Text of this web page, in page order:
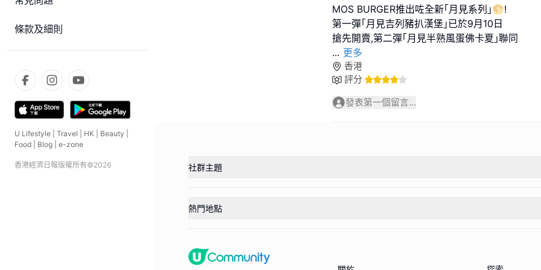
條款及細則
U Lifestyle Travel HK Beauty
Food
Blog e-zone
香港經濟日報版權所有©2026
MOS BURGER推出咗全新｢月見系列｣🌕!
第一彈｢月見吉列豬扒漢堡｣已於9月10日
... 更多
香港
評分
發表第一個留言...
社群主題
熱門地點